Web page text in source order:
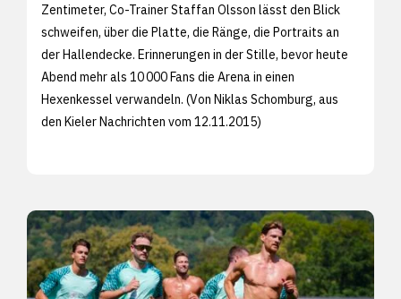
Zentimeter, Co-Trainer Staffan Olsson lässt den Blick
schweifen, über die Platte, die Ränge, die Portraits an
der Hallendecke. Erinnerungen in der Stille, bevor heute
Abend mehr als 10 000 Fans die Arena in einen
Hexenkessel verwandeln. (Von Niklas Schomburg, aus
den Kieler Nachrichten vom 12.11.2015)